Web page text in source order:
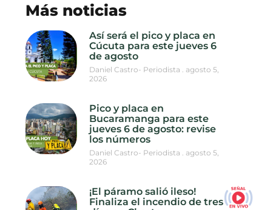
Más noticias
Así será el pico y placa en
Cúcuta para este jueves 6
de agosto
Daniel Castro- Periodista
agosto 5,
2026
Pico y placa en
Bucaramanga para este
jueves 6 de agosto: revise
los números
Daniel Castro- Periodista
agosto 5,
2026
¡El páramo salió ileso!
Finaliza el incendio de tres